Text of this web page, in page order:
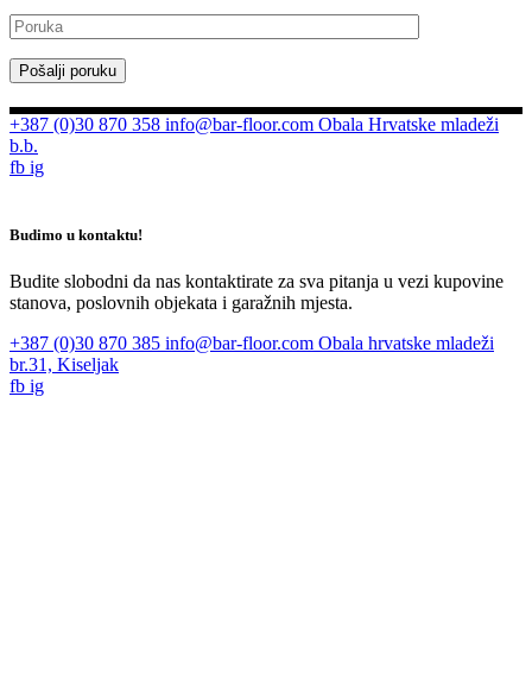
Pošalji poruku
+387 (0)30 870 358 info@bar-floor.com Obala Hrvatske mladeži
b.b.
fb ig
Budimo u kontaktu!
Budite slobodni da nas kontaktirate za sva pitanja u vezi kupovine
stanova, poslovnih objekata i garažnih mjesta.
+387 (0)30 870 385 info@bar-floor.com Obala hrvatske mladeži
br.31, Kiseljak
fb ig